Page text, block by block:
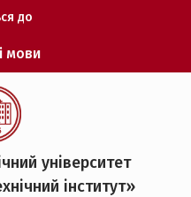
до
мови
університет
iнститут»